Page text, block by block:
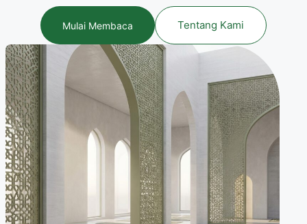
Mulai Membaca Tentang Kami